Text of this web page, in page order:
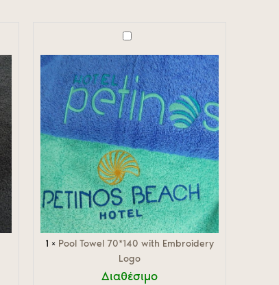
70*140
with
Embroidery
Logo
1 × Pool Towel 70*140 with Embroidery
Logo
Διαθέσιμο